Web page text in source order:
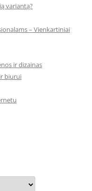
variantą?
– Vienkartiniai
ir dizainas
biurui